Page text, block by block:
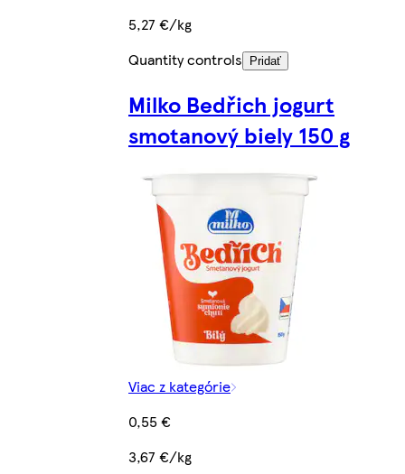
5,27 €/kg
Quantity controls
Pridať
Milko Bedřich jogurt
smotanový biely 150 g
Viac z kategórie
0,55 €
3,67 €/kg